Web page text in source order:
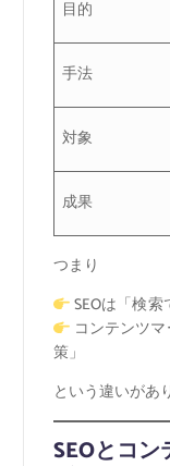
目的
手法
対象
成果
つまり
SEOは「検索
コンテンツ
策」
という違いがあ
SEOとコ